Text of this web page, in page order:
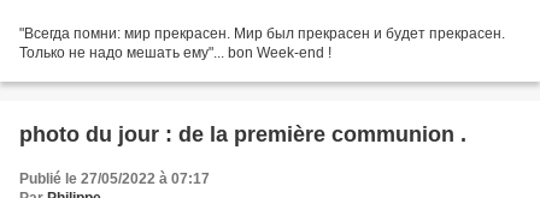
"Всегда помни: мир прекрасен. Мир был прекрасен и будет прекрасен.
Только не надо мешать ему"... bon Week-end !
photo du jour : de la première communion .
Publié le 27/05/2022 à 07:17